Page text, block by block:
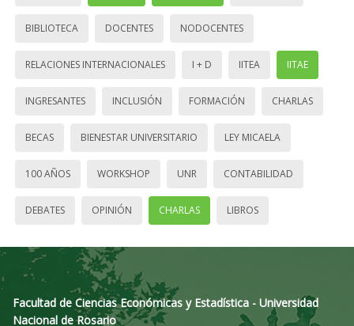
BIBLIOTECA DOCENTES NODOCENTES
RELACIONES INTERNACIONALES I + D IITEA IITAE
INGRESANTES INCLUSIÓN FORMACIÓN CHARLAS
BECAS BIENESTAR UNIVERSITARIO LEY MICAELA
100 AÑOS WORKSHOP UNR CONTABILIDAD
DEBATES OPINIÓN CHARLAS LIBROS
Facultad de Ciencias Económicas y Estadística - Universidad
Nacional de Rosario